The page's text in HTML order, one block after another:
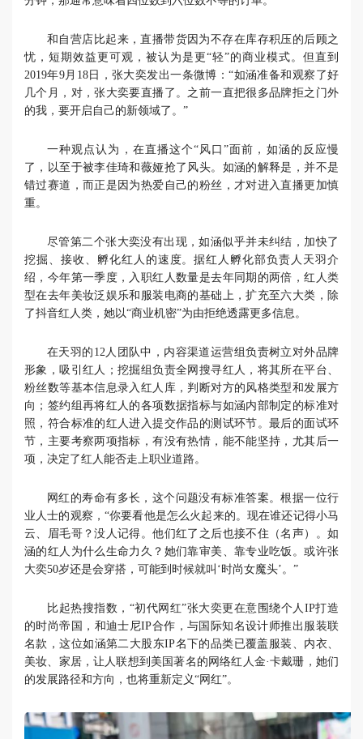
和自营店比起来，直播带货因为不存在库存积压的后顾之
忧，短期效益更可观，被认为是更“轻”的商业模式。但直到
2019年9月18日，张大奕发出一条微博：“如涵准备和观察了好
几个月，对，张大奕要直播了。之前一直把很多品牌拒之门外
的我，要开启自己的新领域了。”
一种观点认为，在直播这个“风口”面前，如涵的反应慢
了，以至于被李佳琦和薇娅抢了风头。如涵的解释是，并不是
错过赛道，而正是因为热爱自己的粉丝，才对进入直播更加慎
重。
尽管第二个张大奕没有出现，如涵似乎并未纠结，加快了
挖掘、接收、孵化红人的速度。据红人孵化部负责人天羽介
绍，今年第一季度，入职红人数量是去年同期的两倍，红人类
型在去年美妆泛娱乐和服装电商的基础上，扩充至六大类，除
了抖音红人类，她以“商业机密”为由拒绝透露更多信息。
在天羽的12人团队中，内容渠道运营组负责树立对外品牌
形象，吸引红人；挖掘组负责全网搜寻红人，将其所在平台、
粉丝数等基本信息录入红人库，判断对方的风格类型和发展方
向；签约组再将红人的各项数据指标与如涵内部制定的标准对
照，符合标准的红人进入提交作品的测试环节。最后的面试环
节，主要考察两项指标，有没有热情，能不能坚持，尤其后一
项，决定了红人能否走上职业道路。
网红的寿命有多长，这个问题没有标准答案。根据一位行
业人士的观察，“你要看他是怎么火起来的。现在谁还记得小马
云、眉毛哥？没人记得。他们红了之后也接不住（名声）。如
涵的红人为什么生命力久？她们靠审美、靠专业吃饭。或许张
大奕50岁还是会穿搭，可能到时候就叫‘时尚女魔头’。”
比起热搜指数，“初代网红”张大奕更在意围绕个人IP打造
的时尚帝国，和迪士尼IP合作，与国际知名设计师推出服装联
名款，这位如涵第二大股东IP名下的品类已覆盖服装、内衣、
美妆、家居，让人联想到美国著名的网络红人金·卡戴珊，她们
的发展路径和方向，也将重新定义“网红”。